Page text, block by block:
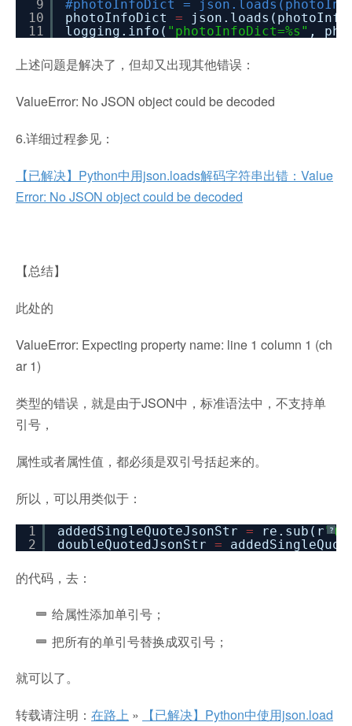
9
10
11
#photoInfoDict =
photoInfoDict =
logging.info( "photoInfoDict=%s" ,
上述问题是解决了，但却又出现其他错误：
ValueError: No JSON object could be decoded
6.详细过程参见：
【已解决】Python中用json.loads解码字符串出错：Value
Error: No JSON object could be decoded
【总结】
此处的
ValueError: Expecting property name: line 1 column 1 (ch
ar 1)
类型的错误，就是由于JSON中，标准语法中，不支持单
引号，
属性或者属性值，都必须是双引号括起来的。
所以，可以用类似于：
?
1
2
addedSingleQuoteJsonStr = re.sub(r
doubleQuotedJsonStr =
的代码，去：
给属性添加单引号；
把所有的单引号替换成双引号；
就可以了。
转载请注明： 在路上 »
【已解决】Python中使用json.load